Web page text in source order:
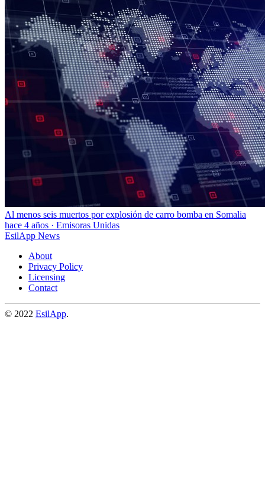
Al menos seis muertos por explosión de carro bomba en Somalia
hace 4 años · Emisoras Unidas
EsilApp News
About
Privacy Policy
Licensing
Contact
© 2022 EsilApp.